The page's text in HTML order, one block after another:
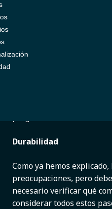
la embarcación, como
excelente opción para
Aunque las baterías de
convencionales, no
Dependiendo del equipo
importante tener en
errores en el cableado
de la batería de litio,
Durabilidad
Como ya hemos
preocupaciones, pero
necesario verificar qué
considerar todos estos